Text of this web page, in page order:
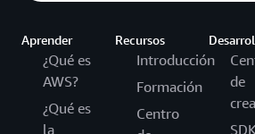
Aprender
¿Qué es
AWS?
¿Qué es
la
Recursos
Introducción
Formación
Centro
de